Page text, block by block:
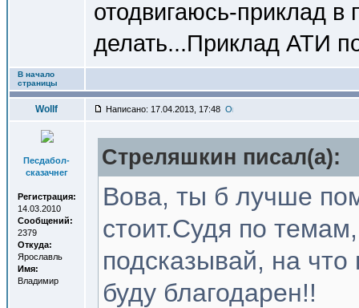
отодвигаюсь-приклад в
делать...Приклад АТИ
В начало
страницы
Wollf Написано: 17.04.2013, 17:48
Песдабол-
сказачнег
Регистрация:
14.03.2010
Сообщений:
2379
Откуда:
Ярославль
Имя:
Владимир
Стреляшкин писал(a):
Вова, ты б лучше
стоит.Судя по
подсказывай, на
буду благодарен!!